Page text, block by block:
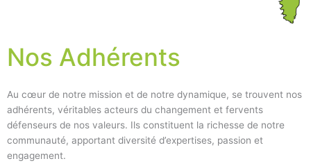
Nos Adhérents
Au cœur de notre mission et de notre dynamique, se trouvent nos
adhérents, véritables acteurs du changement et fervents
défenseurs de nos valeurs. Ils constituent la richesse de notre
communauté, apportant diversité d’expertises, passion et
engagement.